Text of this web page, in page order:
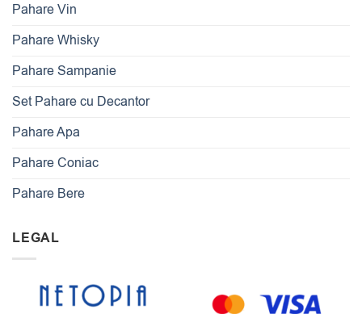
Pahare Vin
Pahare Whisky
Pahare Sampanie
Set Pahare cu Decantor
Pahare Apa
Pahare Coniac
Pahare Bere
LEGAL